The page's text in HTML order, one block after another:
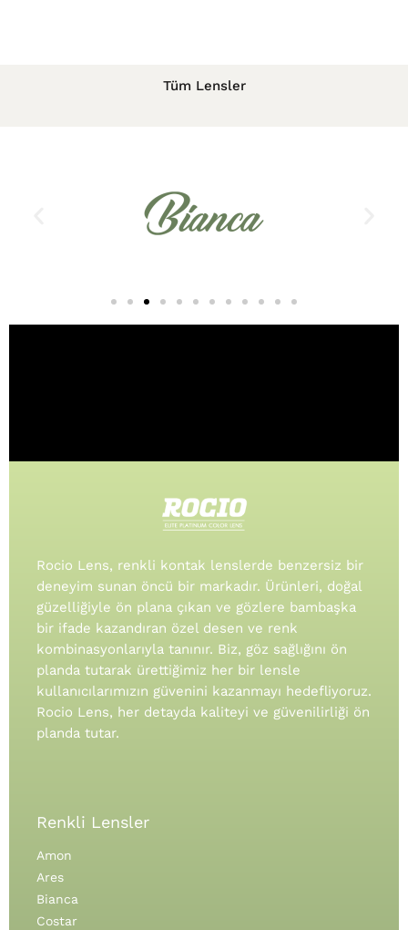
Tüm Lensler
Rocio Lens, renkli kontak lenslerde benzersiz bir
deneyim sunan öncü bir markadır. Ürünleri, doğal
güzelliğiyle ön plana çıkan ve gözlere bambaşka
bir ifade kazandıran özel desen ve renk
kombinasyonlarıyla tanınır. Biz, göz sağlığını ön
planda tutarak ürettiğimiz her bir lensle
kullanıcılarımızın güvenini kazanmayı hedefliyoruz.
Rocio Lens, her detayda kaliteyi ve güvenilirliği ön
planda tutar.
Renkli Lensler
Amon
Ares
Bianca
Costar